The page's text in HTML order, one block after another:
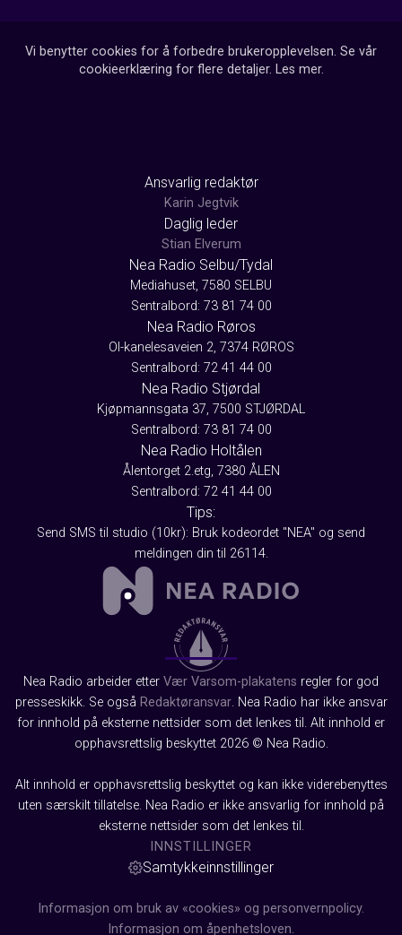
Vi benytter cookies for å forbedre brukeropplevelsen. Se vår
cookieerklæring for flere detaljer. Les mer.
Ansvarlig redaktør
Karin Jegtvik
Daglig leder
Stian Elverum
Nea Radio Selbu/Tydal
Mediahuset, 7580 SELBU
Sentralbord: 73 81 74 00
Nea Radio Røros
Ol-kanelesaveien 2, 7374 RØROS
Sentralbord: 72 41 44 00
Nea Radio Stjørdal
Kjøpmannsgata 37, 7500 STJØRDAL
Sentralbord: 73 81 74 00
Nea Radio Holtålen
Ålentorget 2.etg, 7380 ÅLEN
Sentralbord: 72 41 44 00
Tips:
Send SMS til studio (10kr): Bruk kodeordet "NEA" og send
meldingen din til 26114.
Nea Radio arbeider etter Vær Varsom-plakatens regler for god
presseskikk. Se også Redaktøransvar. Nea Radio har ikke ansvar
for innhold på eksterne nettsider som det lenkes til. Alt innhold er
opphavsrettslig beskyttet 2026 © Nea Radio.
Alt innhold er opphavsrettslig beskyttet og kan ikke viderebenyttes
uten særskilt tillatelse. Nea Radio er ikke ansvarlig for innhold på
eksterne nettsider som det lenkes til.
INNSTILLINGER
Samtykkeinnstillinger
Informasjon om bruk av «cookies» og personvernpolicy.
Informasjon om åpenhetsloven.